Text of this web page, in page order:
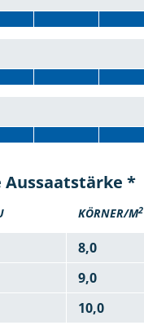
Aussaatstärke *
KÖRNER/M2
8,0
9,0
10,0